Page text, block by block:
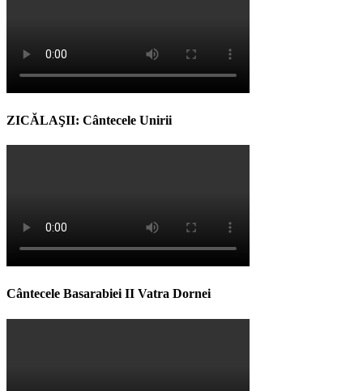
ZICĂLAŞII: Cântecele Unirii
Cântecele Basarabiei II Vatra Dornei